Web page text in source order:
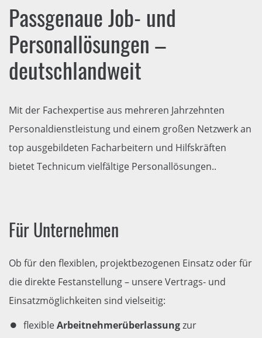
Passgenaue Job- und
Personallösungen –
deutschlandweit
Mit der Fachexpertise aus mehreren Jahrzehnten
Personaldienstleistung und einem großen Netzwerk an
top ausgebildeten Facharbeitern und Hilfskräften
bietet Technicum vielfältige Personallösungen..
Für Unternehmen
Ob für den flexiblen, projektbezogenen Einsatz oder für
die direkte Festanstellung – unsere Vertrags- und
Einsatzmöglichkeiten sind vielseitig:
flexibleArbeitnehmerüberlassungzur